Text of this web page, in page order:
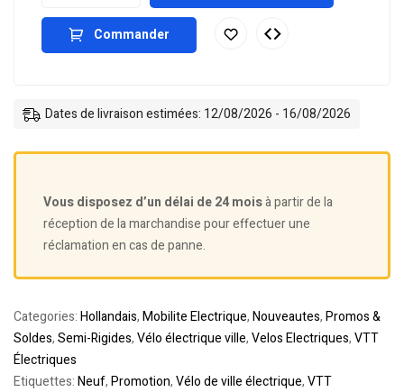
Commander
Dates de livraison estimées: 12/08/2026 - 16/08/2026
Vous disposez d’un délai de 24 moisà partir de la
réception de la marchandise pour effectuer une
réclamation en cas de panne.
Categories:Hollandais,Mobilite Electrique,Nouveautes,Promos &
Soldes,Semi-Rigides,Vélo électrique ville,Velos Electriques,VTT
Électriques
Etiquettes:Neuf,Promotion,Vélo de ville électrique,VTT